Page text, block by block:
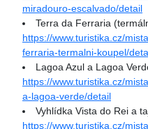
miradouro-escalvado/detail
Terra da Ferraria
https://www.turistika.cz/
ferraria-termalni-koupel/
Lagoa Azul a Lagoa
https://www.turistika.cz/
a-lagoa-verde/detail
Vyhlídka Vista do Rei a
https://www.turistika.cz/